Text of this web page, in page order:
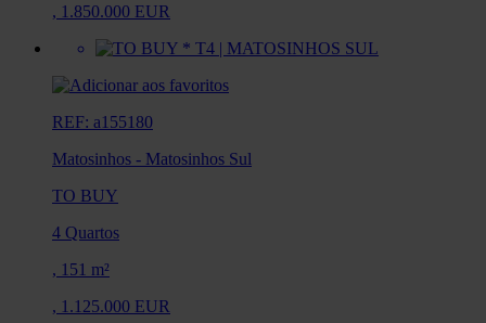
, 1.850.000 EUR
REF: a155180
Matosinhos - Matosinhos Sul
TO BUY
4 Quartos
, 151 m²
, 1.125.000 EUR